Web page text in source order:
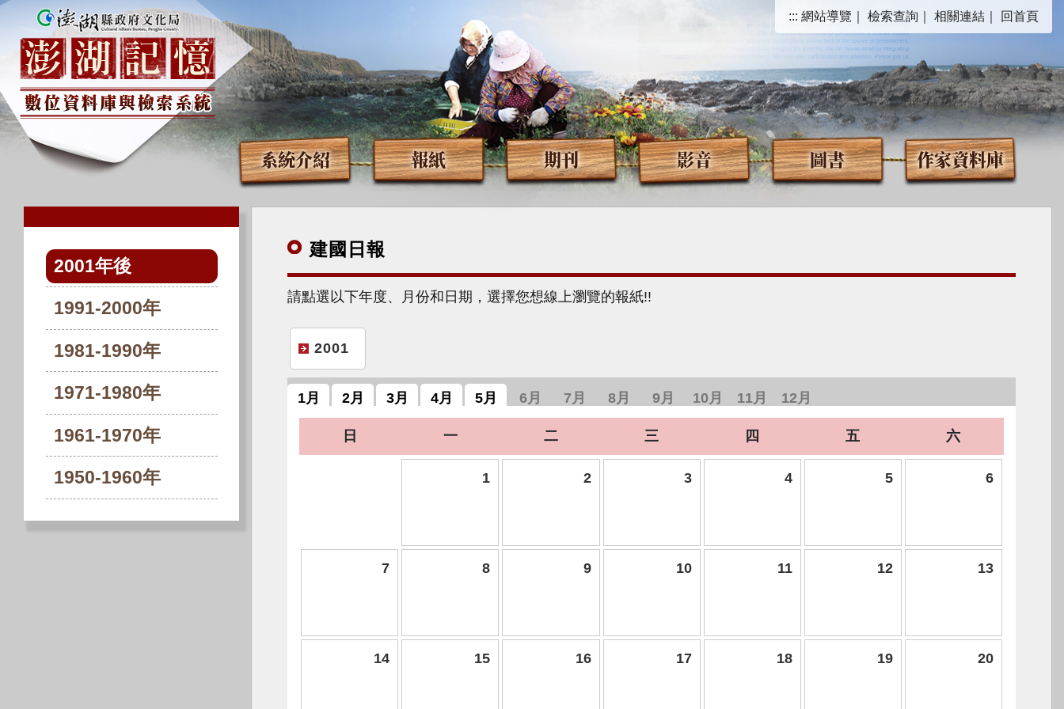
::: 網站導覽 檢索查詢 相關連結 回首頁
系統介紹 報紙 期刊 影音 圖書 作家資料庫
2001年後
1991-2000年
1981-1990年
1971-1980年
1961-1970年
1950-1960年
建國 日報
請點選以下年度、月份和日期，選擇您想線上瀏覽的報紙!!
2001
1月 2月 3月 4月 5月 6月 7月 8月 9月 10月 11月 12月
日 一 二 三 四 五 六
1 2 3 4 5 6
7 8 9 10 11 12 13
14 15 16 17 18 19 20